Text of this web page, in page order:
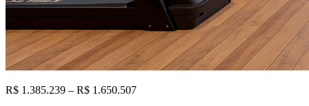
R$ 1.385.239 – R$ 1.650.507